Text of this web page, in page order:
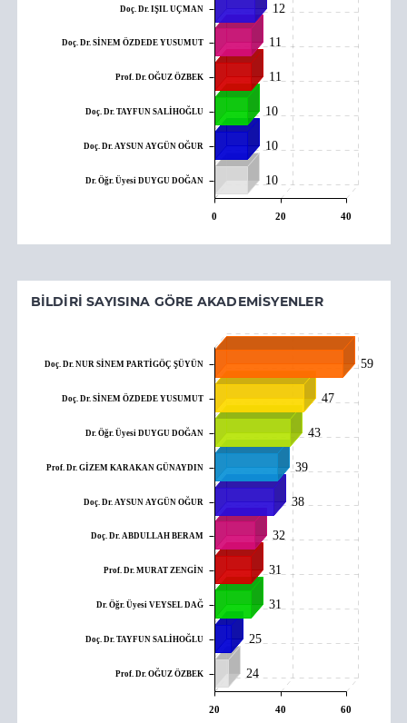
12
11
11
10
10
10
Doç. Dr. IŞIL UÇMAN
Doç. Dr. SİNEM ÖZDEDE YUSUMUT
Prof. Dr. OĞUZ ÖZBEK
Doç. Dr. TAYFUN SALİHOĞLU
Doç. Dr. AYSUN AYGÜN OĞUR
Dr. Öğr. Üyesi DUYGU DOĞAN
0 20 40
BILDIRI SAYISINA GÖRE AKADEMISYENLER
59
47
43
39
38
32
31
31
25
24
Doç. Dr. NUR SİNEM PARTİGÖÇ ŞÜYÜN
Doç. Dr. SİNEM ÖZDEDE YUSUMUT
Dr. Öğr. Üyesi DUYGU DOĞAN
Prof. Dr. GİZEM KARAKAN GÜNAYDIN
Doç. Dr. AYSUN AYGÜN OĞUR
Doç. Dr. ABDULLAH BERAM
Prof. Dr. MURAT ZENGİN
Dr. Öğr. Üyesi VEYSEL DAĞ
Doç. Dr. TAYFUN SALİHOĞLU
Prof. Dr. OĞUZ ÖZBEK
20 40 60